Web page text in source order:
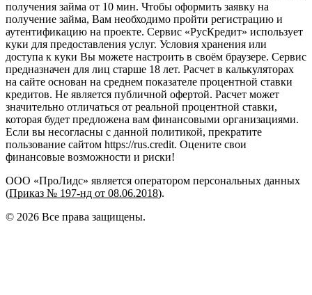
получения займа от 10 мин. Чтобы оформить заявку на
получение займа, Вам необходимо пройти регистрацию и
аутентификацию на проекте. Сервис «РусКредит» использует
куки для предоставления услуг. Условия хранения или
доступа к куки Вы можете настроить в своём браузере. Сервис
предназначен для лиц старше 18 лет. Расчет в калькуляторах
на сайте основан на среднем показателе процентной ставки
кредитов. Не является публичной офертой. Расчет может
значительно отличаться от реальной процентной ставки,
которая будет предложена вам финансовыми организациями.
Если вы несогласны с данной политикой, прекратите
пользование сайтом https://rus.credit. Оцените свои
финансовые возможности и риски!
ООО «ПроЛидс» является оператором персональных данных
(Приказ № 197-нд от 08.06.2018).
© 2026 Все права защищены.